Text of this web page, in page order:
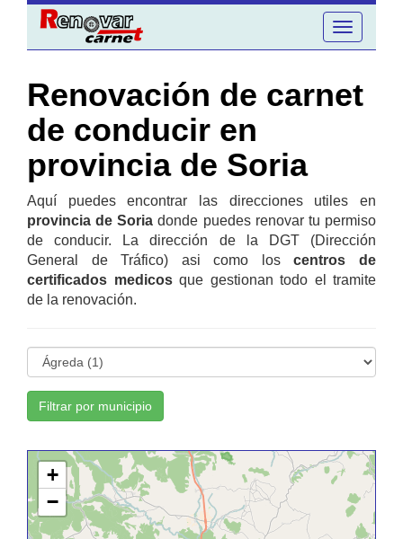
Toggle
navigation
Renovación de carnet
de conducir en
provincia de Soria
Aquí puedes encontrar las direcciones utiles en
provincia de Soria donde puedes renovar tu permiso
de conducir. La dirección de la DGT (Dirección
General de Tráfico) asi como loscentros de
certificados medicosque gestionan todo el tramite
de la renovación.
Filtrar por municipio
+
−